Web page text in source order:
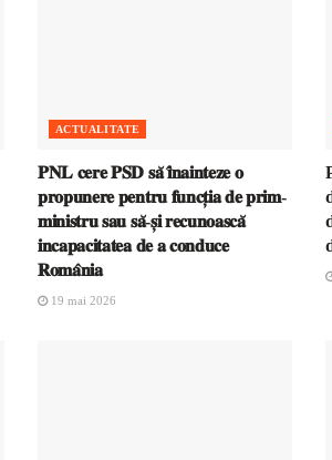
ACTUALITATE
𝐏𝐍𝐋 𝐜𝐞𝐫𝐞 𝐏𝐒𝐃 𝐬𝐚̆ 𝐢̂𝐧𝐚𝐢𝐧𝐭𝐞𝐳𝐞 𝐨
𝐩𝐫𝐨𝐩𝐮𝐧𝐞𝐫𝐞 𝐩𝐞𝐧𝐭𝐫𝐮 𝐟𝐮𝐧𝐜𝐭̦𝐢𝐚 𝐝𝐞 𝐩𝐫𝐢𝐦-
𝐦𝐢𝐧𝐢𝐬𝐭𝐫𝐮 𝐬𝐚𝐮 𝐬𝐚̆-𝐬̦𝐢 𝐫𝐞𝐜𝐮𝐧𝐨𝐚𝐬𝐜𝐚̆
𝐢𝐧𝐜𝐚𝐩𝐚𝐜𝐢𝐭𝐚𝐭𝐞𝐚 𝐝𝐞 𝐚 𝐜𝐨𝐧𝐝𝐮𝐜𝐞
𝐑𝐨𝐦𝐚̂𝐧𝐢𝐚
19 mai 2026